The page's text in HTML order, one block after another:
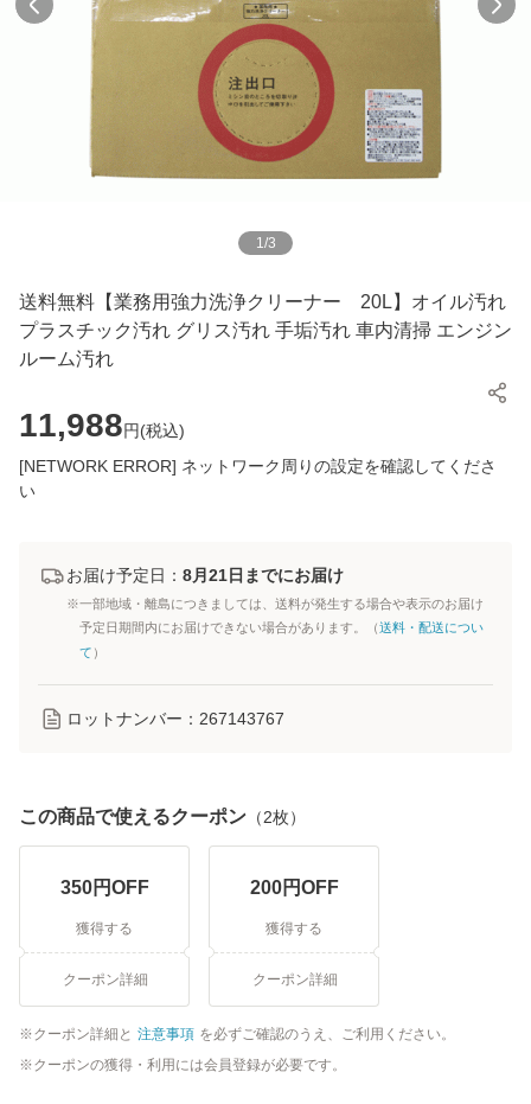
1/3
送料無料【業務用強力洗浄クリーナー 20L】オイル汚れ
プラスチック汚れ グリス汚れ 手垢汚れ 車内清掃 エンジン
ルーム汚れ
11,988円(税込)
[NETWORK ERROR] ネットワーク周りの設定を確認してくださ
い
お届け予定日： 8月21日までにお届け
※一部地域・離島につきましては、送料が発生する場合や表示のお届け
予定日期間内にお届けできない場合があります。（送料・配送につい
て ）
ロットナンバー： 267143767
この商品で使えるクーポン （2枚）
350円OFF
獲得する
クーポン詳細
200円OFF
獲得する
クーポン詳細
クーポン詳細と 注意事項 を必ずご確認のうえ、ご利用ください。
クーポンの獲得・利用には会員登録が必要です。